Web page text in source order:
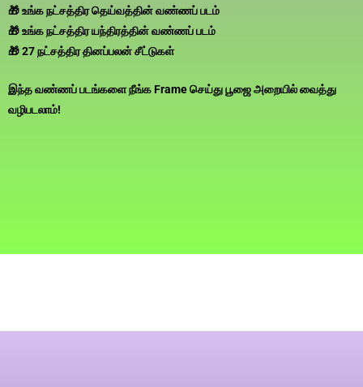
🎁 உங்க நட்சத்திர தெய்வத்தின் வண்ணப் படம்
🎁 உங்க நட்சத்திர யந்திரத்தின் வண்ணப் படம்
🎁 27 நட்சத்திர தினப்பலன் சீட்டுகள்
இந்த வண்ணப் படங்களை நீங்க Frame செய்து பூஜை அறையில் வைத்து
வழிபடலாம்!